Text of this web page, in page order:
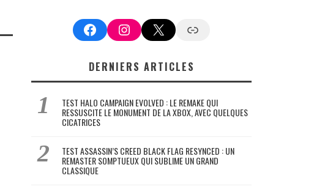
FacebookInstagram
X Google News
DERNIERS ARTICLES
TEST HALO CAMPAIGN EVOLVED : LE REMAKE QUI
RESSUSCITE LE MONUMENT DE LA XBOX, AVEC QUELQUES
CICATRICES
TEST ASSASSIN’S CREED BLACK FLAG RESYNCED : UN
REMASTER SOMPTUEUX QUI SUBLIME UN GRAND
CLASSIQUE